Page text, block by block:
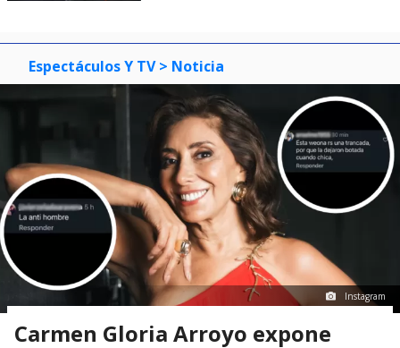
Espectáculos Y TV > Noticia
Instagram
Carmen Gloria Arroyo expone